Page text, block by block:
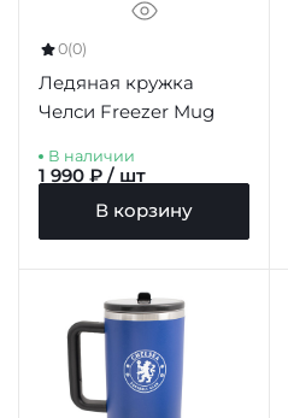
0(0)
Ледяная кружка
Челси Freezer Mug
В наличии
1 990 ₽ / шт
В корзину